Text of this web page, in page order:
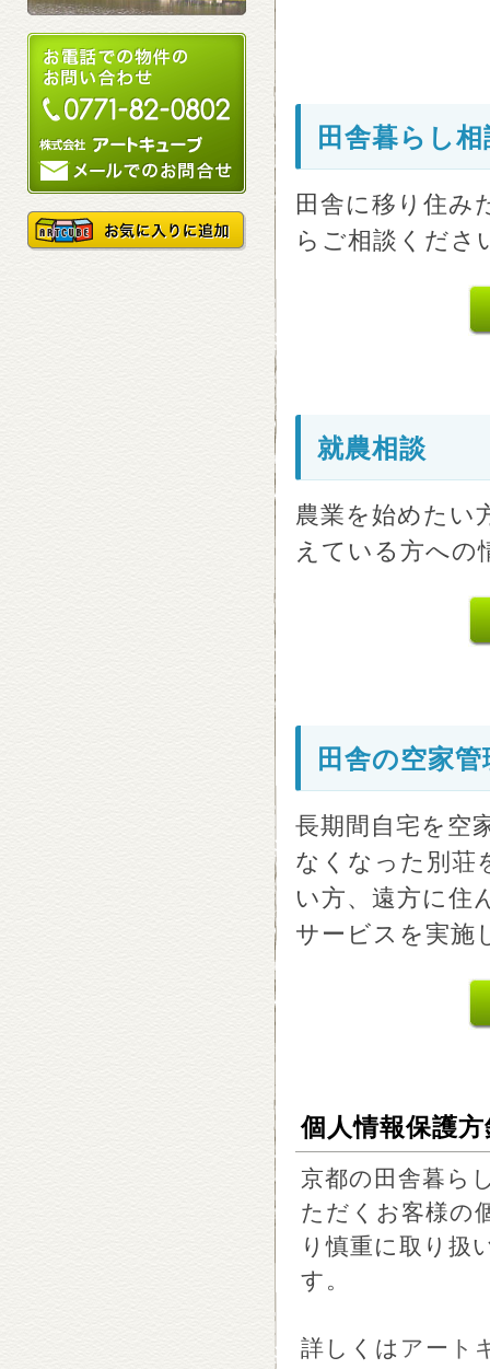
田舎暮らし
田舎に移り住み
らご相談くださ
就農相談
農業を始めたい
えている方への
田舎の空家
長期間自宅を空
なくなった別荘
い方、遠方に住
サービスを実施
個人情報保護方
京都の田舎暮ら
ただくお客様の
り慎重に取り扱
す。
詳しくは アート